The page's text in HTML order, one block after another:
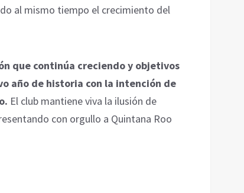
al mismo tiempo el crecimiento del
que continúa creciendo y objetivos
año de historia con la intención de
El club mantiene viva la ilusión de
con orgullo a Quintana Roo